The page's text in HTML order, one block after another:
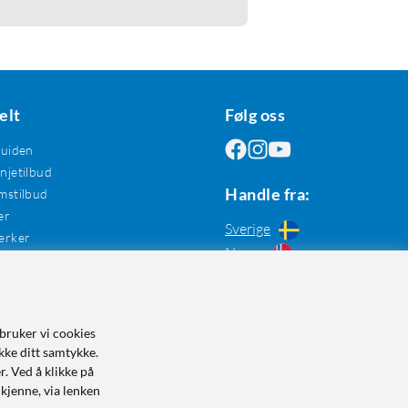
Følg oss
Handle fra:
Sverige
Norge
vi cookies
ditt samtykke.
Ved å klikke på
via lenken